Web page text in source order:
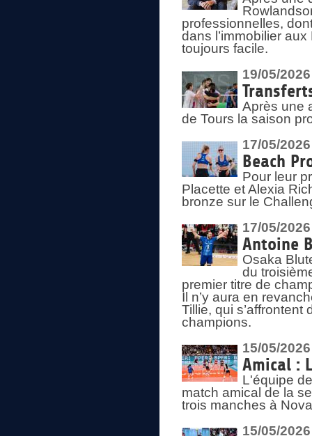
professionnelles,
dans l’immobilier
toujours facile.
19/05/2026
Après une
de Tours la saison
17/05/2026
Beach
Pour leur
Placette et Alexia
bronze sur le
17/05/2026
Antoine
Osaka
du
premier titre de
Il n’y aura en
Tillie, qui
champions.
15/05/2026
Amical :
L'équipe
match amical de la
trois manches à
15/05/2026